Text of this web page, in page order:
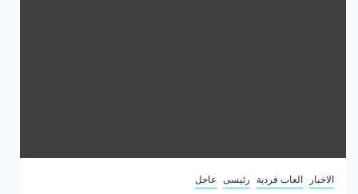
الاخبار العاب فردية رئيسى عاجل